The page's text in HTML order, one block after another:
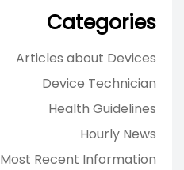
Categories
Articles about Devices
Device Technician
Health Guidelines
Hourly News
Most Recent Information